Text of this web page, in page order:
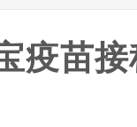
疫苗